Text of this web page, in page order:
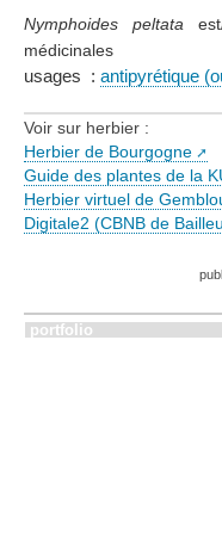
Nymphoides peltata
médicinales
usages : antipyrétique
Voir sur herbier :
Herbier de Bourgogne
Guide des plantes de la
Herbier virtuel de
Digitale2 (CBNB de
portfolio